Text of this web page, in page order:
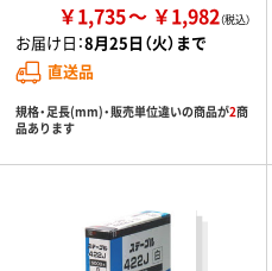
￥1,735 ￥1,982
お届け日：8月25日（火）まで
直送品
規格・足長(mm)・販売単位違いの商品が2商
品あります